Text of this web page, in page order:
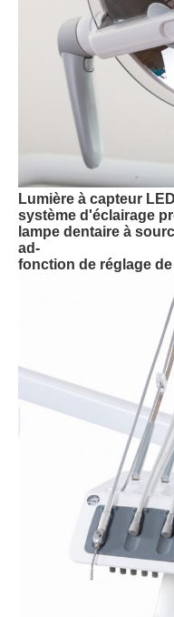
Lumière à capteur LED
système d'éclairage
lampe dentaire à
ad-
fonction de réglage